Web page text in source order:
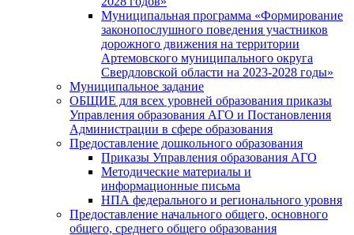
Муниципальная программа «Формирование
законопослушного поведения участников
дорожного движения на территории
Артемовского муниципального округа
Свердловской области на 2023-2028 годы»
Муниципальное задание
ОБЩИЕ для всех уровней образования приказы
Управления образования АГО и Постановления
Администрации в сфере образования
Предоставление дошкольного образования
Приказы Управления образования АГО
Методические материалы и
информационные письма
НПА федерального и регионального уровня
Предоставление начального общего, основного
общего, среднего общего образования